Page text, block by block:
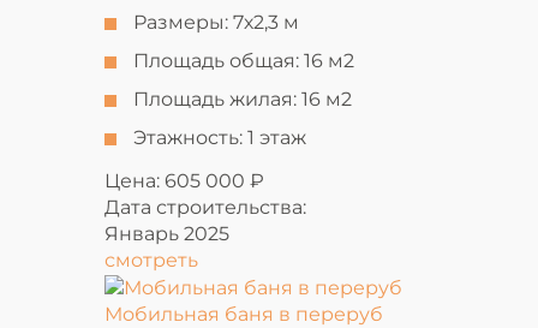
Размеры: 7х2,3 м
Площадь общая: 16 м2
Площадь жилая: 16 м2
Этажность: 1 этаж
Цена: 605 000 ₽
Дата строительства:
Январь 2025
смотреть
Мобильная баня в переруб